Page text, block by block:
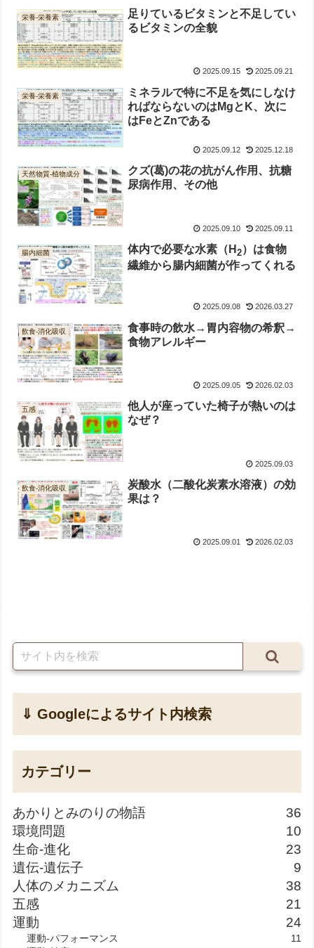
栄養-栄養素
足りているビタミンと不足してい
るビタミンの全貌
2025.09.15 2025.09.21
栄養-栄養素
ミネラルで特に不足を気にしなけ
ればならないのはMgとK、次に
はFeとZnである
2025.09.12 2025.12.18
天然物質-植物成分
クズ(葛)の花の抗がん作用、抗糖
尿病作用、その他
2025.09.10 2025.09.11
腸内細菌 体内で必要な水素（H2）は食物
繊維から腸内細菌が作ってくれる
2025.09.08 2026.03.27
飲食-消化吸収
食事時の飲水→胃内容物の希釈→
食物アレルギー
2025.09.05 2026.02.03
五感
他人が座っていた椅子が熱いのは
なぜ？
2025.09.03
飲食-消化吸収
炭酸水（二酸化炭素水溶液）の効
果は？
2025.09.01 2026.02.03
⇓ Googleによるサイト内検索
カテゴリー
あかりとみのりの物語
36
環境問題
10
生命-進化
23
遺伝-遺伝子
9
人体のメカニズム
38
五感
21
運動
24
運動-パフォーマンス
11